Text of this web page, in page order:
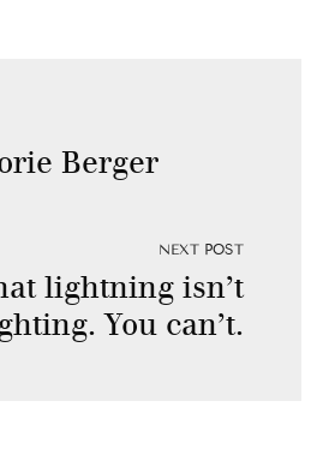
Berger
NEXT POST
lightning isn’t
You can’t.